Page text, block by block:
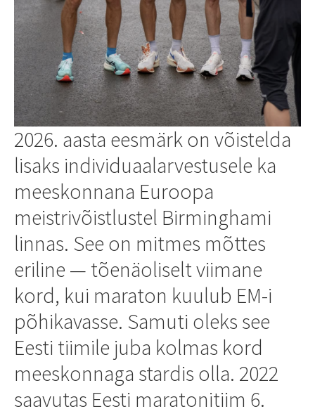
2026. aasta eesmärk on võistelda
lisaks individuaalarvestusele ka
meeskonnana Euroopa
meistrivõistlustel Birminghami
linnas. See on mitmes mõttes
eriline — tõenäoliselt viimane
kord, kui maraton kuulub EM-i
põhikavasse. Samuti oleks see
Eesti tiimile juba kolmas kord
meeskonnaga stardis olla. 2022
saavutas Eesti maratonitiim 6.